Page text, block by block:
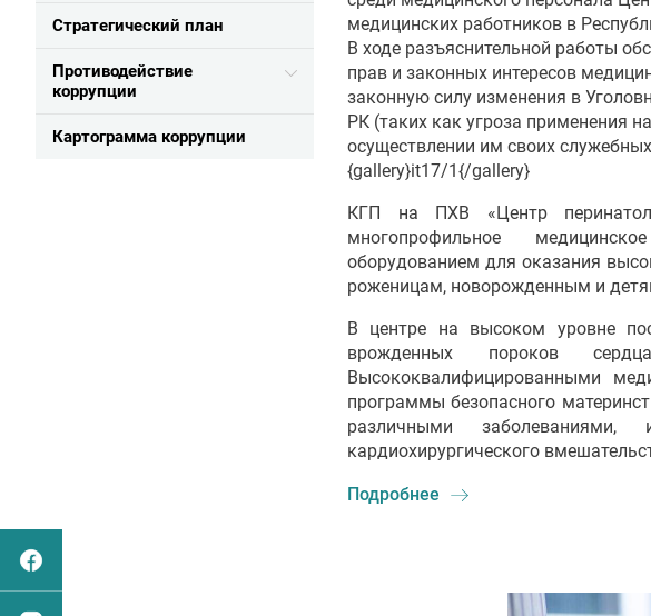
Стратегический план
Противодействие
коррупции
Картограмма коррупции
медицинских работников в
В ходе разъяснительной работы
прав и законных интересов
законную силу изменения в
РК (таких как угроза применения
осуществлении им своих
{gallery}it17/1{/gallery}
КГП на ПХВ «Центр
многопрофильное
оборудованием для оказания
роженицам, новорожденным и
В центре на высоком уровне
врожденных пороков
Высококвалифицированными
программы безопасного
различными
кардиохирургического
Подробнее